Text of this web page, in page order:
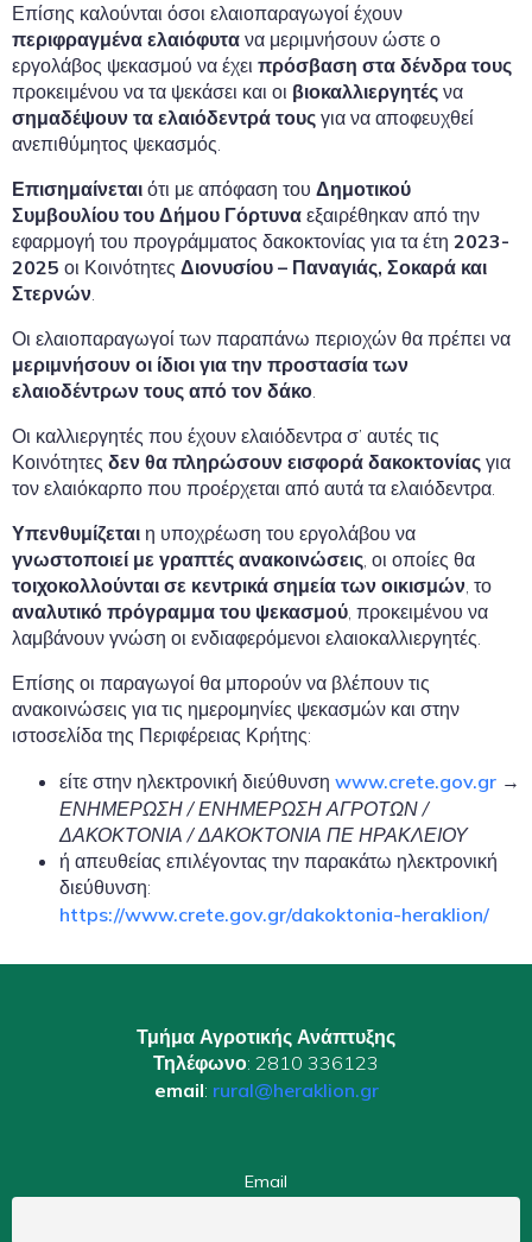
Επίσης καλούνται όσοι ελαιοπαραγωγοί έχουν
περιφραγμένα ελαιόφυτα να μεριμνήσουν ώστε ο
εργολάβος ψεκασμού να έχει πρόσβαση στα δένδρα τους
προκειμένου να τα ψεκάσει και οι βιοκαλλιεργητές να
σημαδέψουν τα ελαιόδεντρά τους για να αποφευχθεί
ανεπιθύμητος ψεκασμός.
Επισημαίνεται ότι με απόφαση του Δημοτικού
Συμβουλίου του Δήμου Γόρτυνα εξαιρέθηκαν από την
εφαρμογή του προγράμματος δακοκτονίας για τα έτη 2023-
2025 οι Κοινότητες Διονυσίου – Παναγιάς, Σοκαρά και
Στερνών.
Οι ελαιοπαραγωγοί των παραπάνω περιοχών θα πρέπει να
μεριμνήσουν οι ίδιοι για την προστασία των
ελαιοδέντρων τους από τον δάκο.
Οι καλλιεργητές που έχουν ελαιόδεντρα σ’ αυτές τις
Κοινότητες δεν θα πληρώσουν εισφορά δακοκτονίας για
τον ελαιόκαρπο που προέρχεται από αυτά τα ελαιόδεντρα.
Υπενθυμίζεται η υποχρέωση του εργολάβου να
γνωστοποιεί με γραπτές ανακοινώσεις, οι οποίες θα
τοιχοκολλούνται σε κεντρικά σημεία των οικισμών, το
αναλυτικό πρόγραμμα του ψεκασμού, προκειμένου να
λαμβάνουν γνώση οι ενδιαφερόμενοι ελαιοκαλλιεργητές.
Επίσης οι παραγωγοί θα μπορούν να βλέπουν τις
ανακοινώσεις για τις ημερομηνίες ψεκασμών και στην
ιστοσελίδα της Περιφέρειας Κρήτης:
είτε στην ηλεκτρονική διεύθυνση www.crete.gov.gr →
ΕΝΗΜΕΡΩΣΗ / ΕΝΗΜΕΡΩΣΗ ΑΓΡΟΤΩΝ /
ΔΑΚΟΚΤΟΝΙΑ / ΔΑΚΟΚΤΟΝΙΑ ΠΕ ΗΡΑΚΛΕΙΟΥ
ή απευθείας επιλέγοντας την παρακάτω ηλεκτρονική
διεύθυνση:
https://www.crete.gov.gr/dakoktonia-heraklion/
Τμήμα Αγροτικής Ανάπτυξης
Τηλέφωνο: 2810 336123
email: rural@heraklion.gr
Email